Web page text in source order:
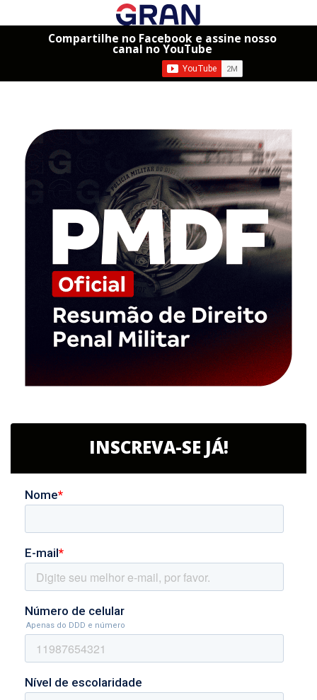
Compartilhe no Facebook e assine nosso
canal no YouTube
INSCREVA-SE JÁ!